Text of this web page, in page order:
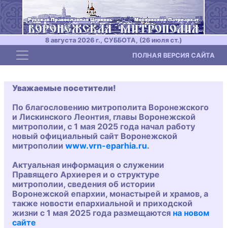
8 августа 2026 г., СУББОТА, (26 июля ст.)
Toggle navigation ПОЛНАЯ ВЕРСИЯ САЙТА
Уважаемые посетители!
По благословению митрополита Воронежского
и Лискинского Леонтия, главы Воронежской
митрополии, с 1 мая 2025 года начал работу
новый официальный сайт Воронежской
митрополии www.vrn-eparhia.ru.
Актуальная информация о служении
Правящего Архиерея и о структуре
митрополии, сведения об истории
Воронежской епархии, монастырей и храмов, а
также новости епархиальной и приходской
жизни с 1 мая 2025 года размещаются на новом
сайте